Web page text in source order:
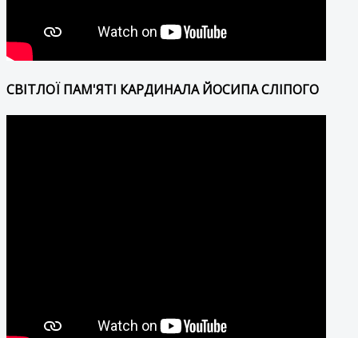
СВІТЛОЇ ПАМ'ЯТІ КАРДИНАЛА ЙОСИПА СЛІПОГО